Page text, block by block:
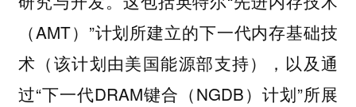
（AMT）”计划所建立的下一代内存基础技
术（该计划由美国能源部支持），以及通
过“下一代DRAM键合（NGDB）计划”所展